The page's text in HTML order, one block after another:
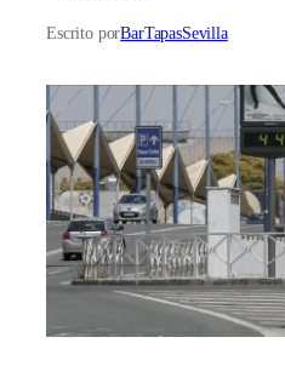
Escrito porBarTapasSevilla